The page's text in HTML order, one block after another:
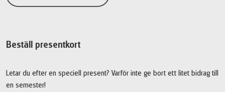
Beställ presentkort
Letar du efter en speciell present? Varför inte ge bort ett litet bidrag till
en semester!